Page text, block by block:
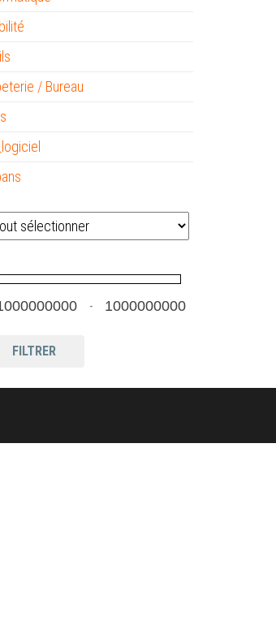
/ Bureau
-
FILTRER